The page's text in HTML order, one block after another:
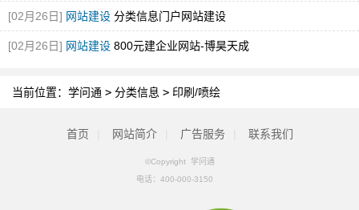
[02月26日] 网站建设 分类信息门户网站建设
[02月26日] 网站建设 800元建企业网站-博昊天成
当前位置： 学问通 > 分类信息 > 印刷/喷绘
首页 网站简介 广告服务 联系我们
©Copyright 学问通
电话： 400-000-3150